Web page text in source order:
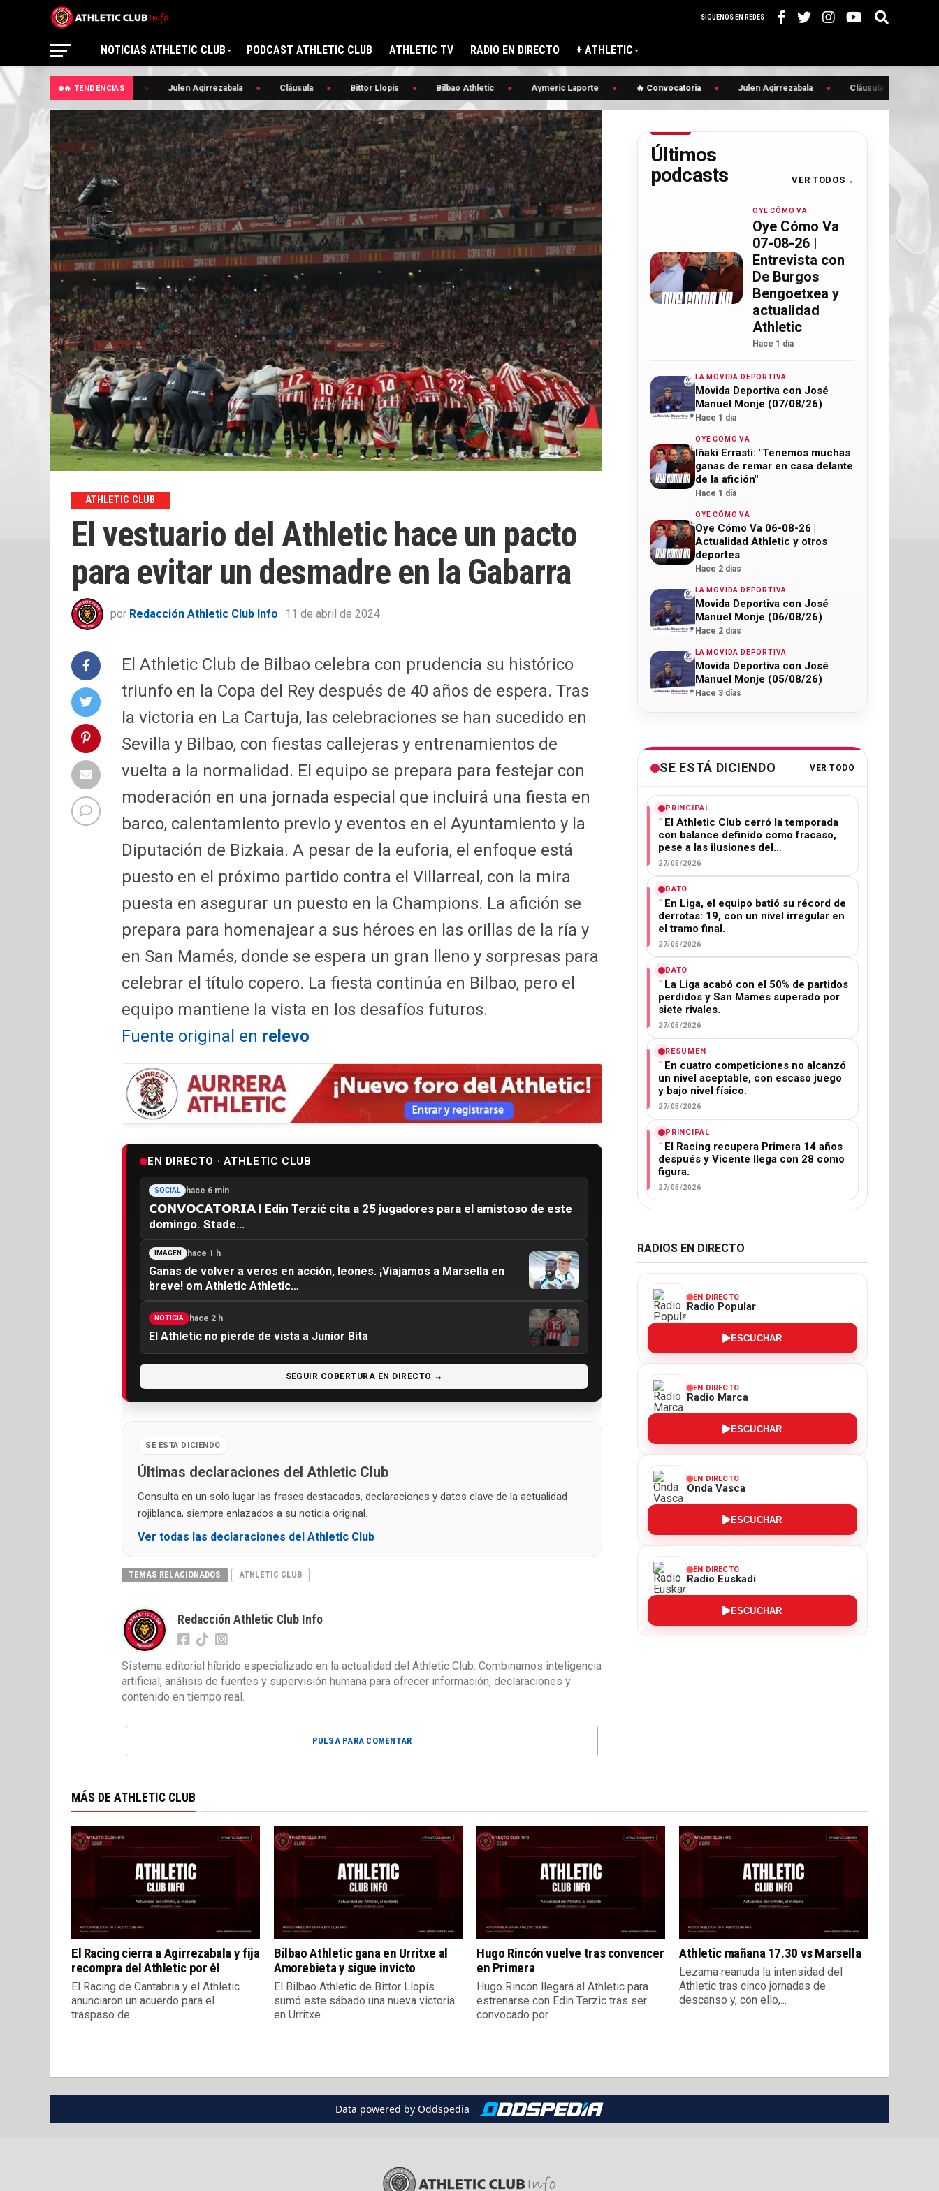
SÍGUENOS EN REDES
NOTICIAS ATHLETIC CLUB PODCAST ATHLETIC CLUB ATHLETIC TV RADIO EN DIRECTO + ATHLETIC
🔥 TENDENCIAS
🔥 Convocatoria Julen Agirrezabala Cláusula Bittor Llopis Bilbao Athletic Aymeric Laporte 🔥 Convocatoria Julen Agirrezabala Cláusula
ATHLETIC CLUB
El vestuario del Athletic hace un pacto
para evitar un desmadre en la Gabarra
por Redacción Athletic Club Info 11 de abril de 2024
El Athletic Club de Bilbao celebra con prudencia su histórico
triunfo en la Copa del Rey después de 40 años de espera. Tras
la victoria en La Cartuja, las celebraciones se han sucedido en
Sevilla y Bilbao, con fiestas callejeras y entrenamientos de
vuelta a la normalidad. El equipo se prepara para festejar con
moderación en una jornada especial que incluirá una fiesta en
barco, calentamiento previo y eventos en el Ayuntamiento y la
Diputación de Bizkaia. A pesar de la euforia, el enfoque está
puesto en el próximo partido contra el Villarreal, con la mira
puesta en asegurar un puesto en la Champions. La afición se
prepara para homenajear a sus héroes en las orillas de la ría y
en San Mamés, donde se espera un gran lleno y sorpresas para
celebrar el título copero. La fiesta continúa en Bilbao, pero el
equipo mantiene la vista en los desafíos futuros.
Fuente original en relevo
EN DIRECTO · ATHLETIC CLUB
SOCIAL hace 6 min
𝗖𝗢𝗡𝗩𝗢𝗖𝗔𝗧𝗢𝗥𝗜𝗔 I Edin Terzić cita a 25 jugadores para el amistoso de este
domingo. Stade…
IMAGEN hace 1 h
Ganas de volver a veros en acción, leones. ¡Viajamos a Marsella en
breve! om Athletic Athletic…
NOTICIA hace 2 h
El Athletic no pierde de vista a Junior Bita
SEGUIR COBERTURA EN DIRECTO →
SE ESTÁ DICIENDO
Últimas declaraciones del Athletic Club
Consulta en un solo lugar las frases destacadas, declaraciones y datos clave de la actualidad
rojiblanca, siempre enlazados a su noticia original.
Ver todas las declaraciones del Athletic Club
TEMAS RELACIONADOS ATHLETIC CLUB
Redacción Athletic Club Info
Sistema editorial híbrido especializado en la actualidad del Athletic Club. Combinamos inteligencia
artificial, análisis de fuentes y supervisión humana para ofrecer información, declaraciones y
contenido en tiempo real.
PULSA PARA COMENTAR
Últimos
podcasts
VER TODOS
OYE CÓMO VA
Oye Cómo Va
07-08-26 |
Entrevista con
De Burgos
Bengoetxea y
actualidad
Athletic
Hace 1 día
LA MOVIDA DEPORTIVA
Movida Deportiva con José
Manuel Monje (07/08/26)
Hace 1 día
OYE CÓMO VA
Iñaki Errasti: "Tenemos muchas
ganas de remar en casa delante
de la afición"
Hace 1 día
OYE CÓMO VA
Oye Cómo Va 06-08-26 |
Actualidad Athletic y otros
deportes
Hace 2 días
LA MOVIDA DEPORTIVA
Movida Deportiva con José
Manuel Monje (06/08/26)
Hace 2 días
LA MOVIDA DEPORTIVA
Movida Deportiva con José
Manuel Monje (05/08/26)
Hace 3 días
SE ESTÁ DICIENDO VER TODO
PRINCIPAL
El Athletic Club cerró la temporada
con balance definido como fracaso,
pese a las ilusiones del…
27/05/2026
DATO
En Liga, el equipo batió su récord de
derrotas: 19, con un nivel irregular en
el tramo final.
27/05/2026
DATO
La Liga acabó con el 50% de partidos
perdidos y San Mamés superado por
siete rivales.
27/05/2026
RESUMEN
En cuatro competiciones no alcanzó
un nivel aceptable, con escaso juego
y bajo nivel físico.
27/05/2026
PRINCIPAL
El Racing recupera Primera 14 años
después y Vicente llega con 28 como
figura.
27/05/2026
RADIOS EN DIRECTO
EN DIRECTO
Radio Popular
ESCUCHAR
EN DIRECTO
Radio Marca
ESCUCHAR
EN DIRECTO
Onda Vasca
ESCUCHAR
EN DIRECTO
Radio Euskadi
ESCUCHAR
MÁS DE ATHLETIC CLUB
El Racing cierra a Agirrezabala y fija
recompra del Athletic por él
El Racing de Cantabria y el Athletic
anunciaron un acuerdo para el
traspaso de...
Bilbao Athletic gana en Urritxe al
Amorebieta y sigue invicto
El Bilbao Athletic de Bittor Llopis
sumó este sábado una nueva victoria
en Urritxe...
Hugo Rincón vuelve tras convencer
en Primera
Hugo Rincón llegará al Athletic para
estrenarse con Edin Terzic tras ser
convocado por...
Athletic mañana 17.30 vs Marsella
Lezama reanuda la intensidad del
Athletic tras cinco jornadas de
descanso y, con ello,...
Data powered by Oddspedia